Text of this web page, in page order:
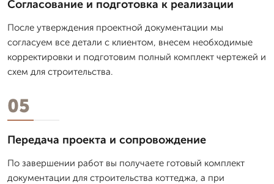
Согласование и подготовка к реализации
После утверждения проектной документации мы
согласуем все детали с клиентом, внесем необходимые
корректировки и подготовим полный комплект чертежей и
схем для строительства.
05
Передача проекта и сопровождение
По завершении работ вы получаете готовый комплект
документации для строительства коттеджа, а при